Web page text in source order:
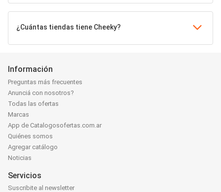
¿Cuántas tiendas tiene Cheeky?
Información
Preguntas más frecuentes
Anunciá con nosotros?
Todas las ofertas
Marcas
App de Catalogosofertas.com.ar
Quiénes somos
Agregar catálogo
Noticias
Servicios
Suscribite al newsletter